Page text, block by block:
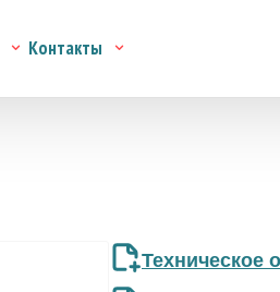
Контакты
Техническое